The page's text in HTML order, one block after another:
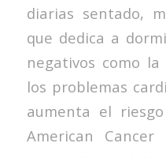
diarias sentado,
que dedica a
negativos como
los problemas
aumenta el
American Cancer